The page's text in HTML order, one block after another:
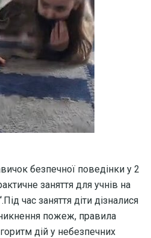
безпечної поведінки у 2
заняття для учнів на
час заняття діти дізналися
пожеж, правила
дій у небезпечних